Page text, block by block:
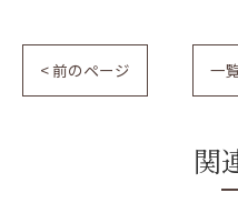
< 前のページ 一
関